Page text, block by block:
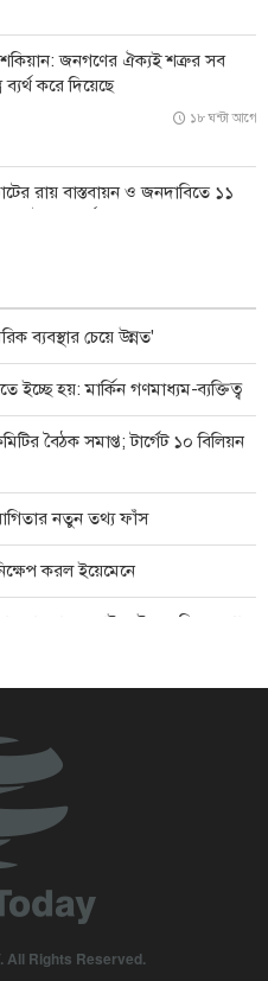
কঠোর শাস্তির মুখে সাংবাদিকরা
জনগণের ঐক্যই শত্রুর সব
ব্যর্থ করে দিয়েছে
১৮ ঘন্টা আগে
রায় বাস্তবায়ন ও জনদাবিতে ১১
ব্যবস্থার চেয়ে উন্নত'
ইচ্ছে হয়: মার্কিন গণমাধ্যম-ব্যক্তিত্ব
বৈঠক সমাপ্ত; টার্গেট ১০ বিলিয়ন
নতুন তথ্য ফাঁস
করল ইয়েমেনে
দুবাইয়ে ইয়েমেনি ক্ষেপণাস্ত্র
থেকে বহিষ্কারের দিন ঘনিয়ে
কথা বলার অনুমতি দেওয়ায় ঢাকার
কঠোর শাস্তির মুখে সাংবাদিকরা
All Rights Reserved.